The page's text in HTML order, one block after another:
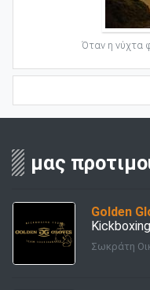
Όταν η νύχτα
μας
Golden
Σωκράτη